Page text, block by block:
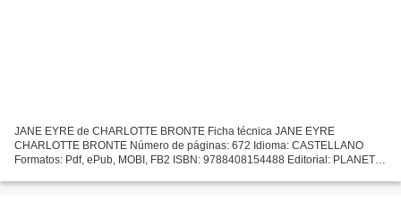
JANE EYRE de CHARLOTTE BRONTE Ficha técnica JANE EYRE
CHARLOTTE BRONTE Número de páginas: 672 Idioma: CASTELLANO
Formatos: Pdf, ePub, MOBI, FB2 ISBN: 9788408154488 Editorial: PLANETA
EYRE...